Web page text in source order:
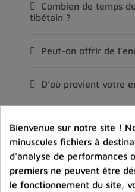
Combien de temps
tibétain ?
Peut-on offrir de
D’où provient votre
pour la maison ?
Pourquoi certains
épais ?
Bienvenue sur notre site !
minuscules fichiers à
d'analyse de performances
premiers ne peuvent être
le fonctionnement du site,